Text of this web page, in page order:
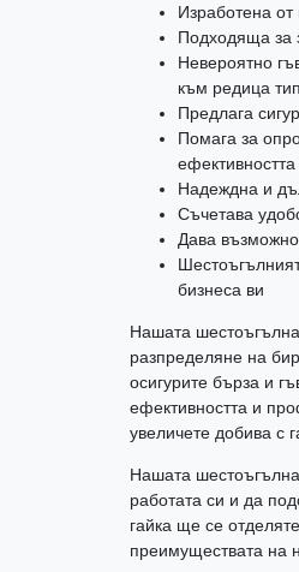
Изработена от
Подходяща за
Невероятно
към редица
Предлага
Помага за
Надеждна и
Съчетава
Дава
бизнеса ви
Нашата
разпределяне на
осигурите бърза и
ефективността и
увеличете добива с
Нашата
работата си и да
гайка ще се
преимуществата на